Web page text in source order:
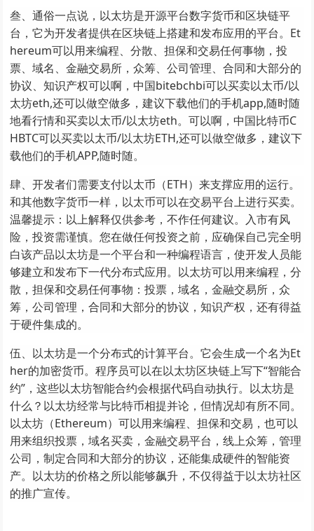
叁、通俗一点说，以太坊是开源平台数字货币和区块链平
台，它为开发者提供在区块链上搭建和发布应用的平台。Et
hereum可以用来编程、分散、担保和交易任何事物，投
票、域名、金融交易所，众筹、公司管理、合同和大部分的
协议、知识产权可以啊，中国bitebchbi可以买卖以太币/以
太坊eth,还可以做空做多，建议下载他们的手机app,随时随
地看行情和买卖以太币/以太坊eth。可以啊，中国比特币C
HBTC可以买卖以太币/以太坊ETH,还可以做空做多，建议下
载他们的手机APP,随时随。
肆、开发者们需要支付以太币（ETH）来支撑应用的运行。
和其他数字货币一样，以太币可以在交易平台上进行买卖。
温馨提示：以上解释仅供参考，不作任何建议。入市有风
险，投资需谨慎。您在做任何投资之前，应确保自己完全明
白该产品以太坊是一个平台和一种编程语言，使开发人员能
够建立和发布下一代分布式应用。以太坊可以用来编程，分
散，担保和交易任何事物：投票，域名，金融交易所，众
筹，公司管理，合同和大部分的协议，知识产权，还有得益
于硬件集成的。
伍、以太坊是一个分布式的计算平台。它会生成一个名为Et
her的加密货币。程序员可以在以太坊区块链上写下“智能合
约”，这些以太坊智能合约会根据代码自动执行。以太坊是
什么？以太坊经常与比特币相提并论，但情况却有所不同。
以太坊（Ethereum）可以用来编程、担保和交易，也可以
用来组织投票，域名买卖，金融交易平台，线上众筹，管理
公司，制定合同和大部分的协议，还能集成硬件的智能资
产。以太坊的价格之所以能够飙升，不仅得益于以太坊社区
的推广宣传。